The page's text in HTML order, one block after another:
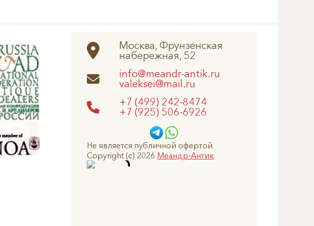
Москва, Фрунзенская
набережная, 52
info@meandr-antik.ru
valeksei@mail.ru
+7 (499) 242-8474
+7 (925) 506-6926
Не является публичной офертой
Copyright (c) 2026 Меандр-Антик